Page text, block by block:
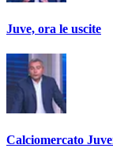
Juve, ora le uscite
Calciomercato